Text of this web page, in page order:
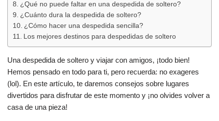
¿Qué no puede faltar en una despedida de soltero?
¿Cuánto dura la despedida de soltero?
¿Cómo hacer una despedida sencilla?
Los mejores destinos para despedidas de soltero
Una despedida de soltero y viajar con amigos, ¡todo bien!
Hemos pensado en todo para ti, pero recuerda: no exageres
(lol). En este artículo, te daremos consejos sobre lugares
divertidos para disfrutar de este momento y ¡no olvides volver a
casa de una pieza!